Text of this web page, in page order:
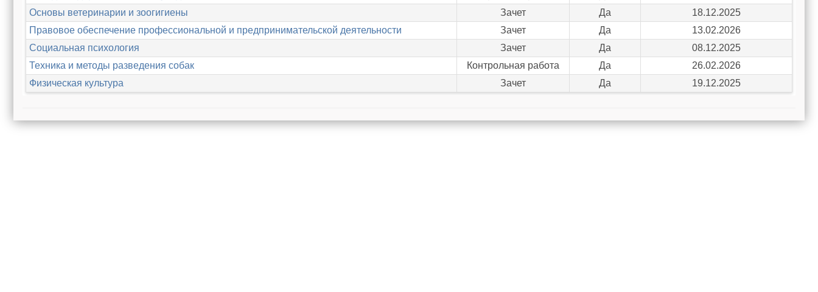
Основы ветеринарии и зоогигиены
Зачет Да
18.12.2025
Правовое обеспечение профессиональной и предпринимательской деятельности
Зачет Да
13.02.2026
Социальная психология
Зачет Да
08.12.2025
Техника и методы разведения собак
Контрольная работа Да
26.02.2026
Физическая культура
Зачет Да 19.12.2025